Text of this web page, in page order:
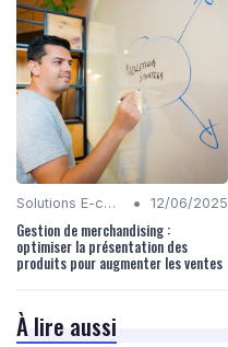
Solutions E-commerce • 12/06/2025
Gestion de merchandising :
optimiser la présentation des
produits pour augmenter les ventes
À lire aussi